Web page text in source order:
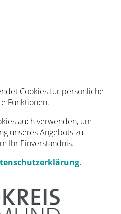
Cookies für persönliche
Funktionen.
auch verwenden, um
unseres Angebots zu
Ihr Einverständnis.